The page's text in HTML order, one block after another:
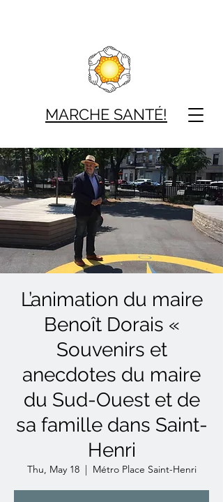
MARCHE SANTÉ!
L’animation du maire
Benoît Dorais «
Souvenirs et
anecdotes du maire
du Sud-Ouest et de
sa famille dans Saint-
Henri
Thu, May 18
  |
Métro Place Saint-Henri